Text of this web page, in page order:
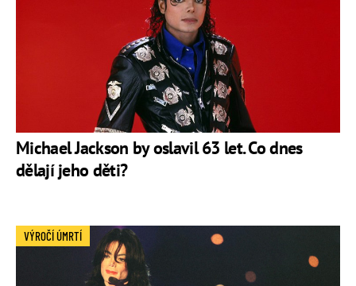
Michael Jackson by oslavil 63 let. Co dnes
dělají jeho děti?
VÝROČÍ ÚMRTÍ